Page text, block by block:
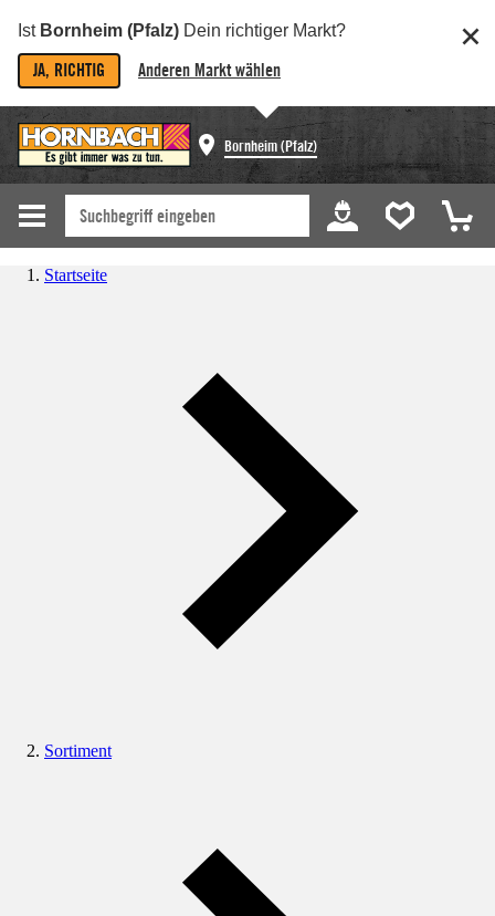
Ist Bornheim (Pfalz) Dein richtiger Markt?
JA, RICHTIG Anderen Markt wählen
Bornheim (Pfalz)
Startseite
Sortiment